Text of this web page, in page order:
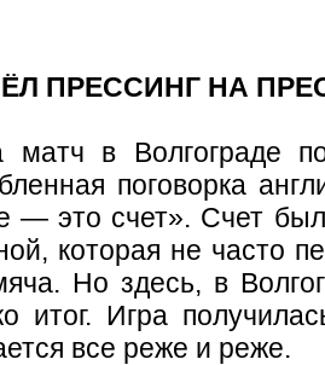
ПРЕССИНГ НА
матч в Волгограде
поговорка
— это счет». Счет
которая не часто
Но здесь, в
итог. Игра
все реже и реже.